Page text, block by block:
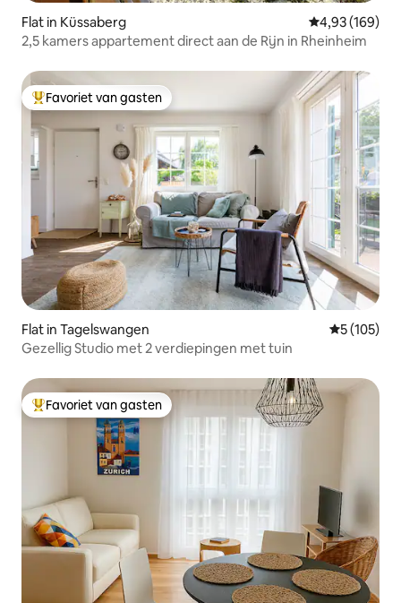
Flat in Küssaberg Gemiddelde
4,93 (169)
2,5 kamers appartement direct aan de Rijn in Rheinheim
Topfavoriet van gasten
Favoriet van gasten
Flat in Tagelswangen
5 (105)
Gezellig Studio met 2 verdiepingen met tuin
Topfavoriet van gasten
Favoriet van gasten